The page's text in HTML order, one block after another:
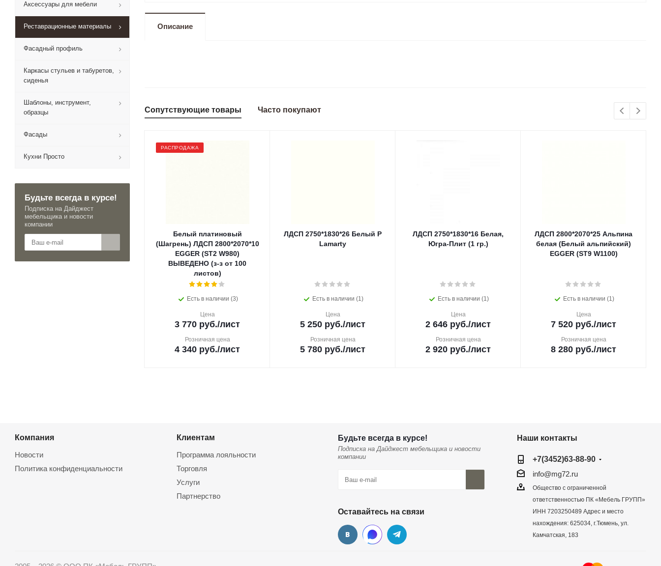
Описание
Сопутствующие товары Часто покупают
РАСПРОДАЖА
Белый платиновый
(Шагрень) ЛДСП 2800*2070*10
EGGER (ST2 W980)
ВЫВЕДЕНО (з-з от 100
листов)
Есть в наличии (3)
Цена
3 770 руб./лист
Розничная цена
4 340 руб./лист
ЛДСП 2750*1830*26 Белый Р
Lamarty
Есть в наличии (1)
Цена
5 250 руб./лист
Розничная цена
5 780 руб./лист
ЛДСП 2750*1830*16 Белая,
Югра-Плит (1 гр.)
Есть в наличии (1)
Цена
2 646 руб./лист
Розничная цена
2 920 руб./лист
ЛДСП 2800*2070*25 Альпина
белая (Белый альпийский)
EGGER (ST9 W1100)
Есть в наличии (1)
Цена
7 520 руб./лист
Розничная цена
8 280 руб./лист
Аксессуары для мебели
Реставрационные материалы
Фасадный профиль
Каркасы стульев и табуретов,
сиденья
Шаблоны, инструмент,
образцы
Фасады
Кухни Просто
Будьте всегда в курсе!
Подписка на Дайджест
мебельщика и новости
компании
Компания
Новости
Политика конфиденциальности
Клиентам
Программа лояльности
Торговля
Услуги
Партнерство
Будьте всегда в курсе!
Подписка на Дайджест мебельщика и новости
компании
Оставайтесь на связи
Наши контакты
+7(3452)63-88-90
info@mg72.ru
Общество с ограниченной
ответственностью ПК «Мебель ГРУПП»
ИНН 7203250489 Адрес и место
нахождения: 625034, г.Тюмень, ул.
Камчатская, 183